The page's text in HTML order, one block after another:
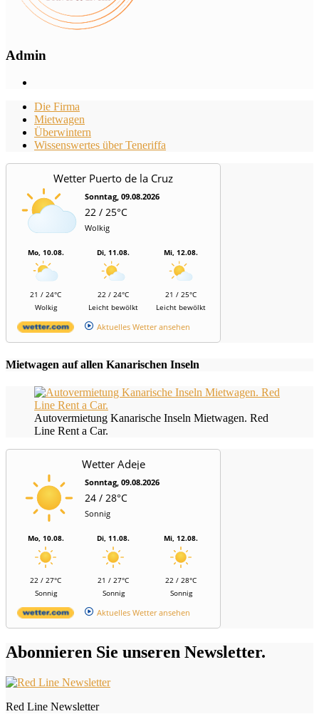
Admin
Die Firma
Mietwagen
Überwintern
Wissenswertes über Teneriffa
Wetter Puerto de la Cruz
Sonntag, 09.08.2026
22 / 25°C
Wolkig
Mo, 10.08.
21 / 24°C
Wolkig
Di, 11.08.
22 / 24°C
Leicht bewölkt
Mi, 12.08.
21 / 25°C
Leicht bewölkt
Aktuelles Wetter ansehen
Mietwagen auf allen Kanarischen Inseln
Autovermietung Kanarische Inseln Mietwagen. Red
Line Rent a Car.
Wetter Adeje
Sonntag, 09.08.2026
24 / 28°C
Sonnig
Mo, 10.08.
22 / 27°C
Sonnig
Di, 11.08.
21 / 27°C
Sonnig
Mi, 12.08.
22 / 28°C
Sonnig
Aktuelles Wetter ansehen
Abonnieren Sie unseren Newsletter.
Red Line Newsletter